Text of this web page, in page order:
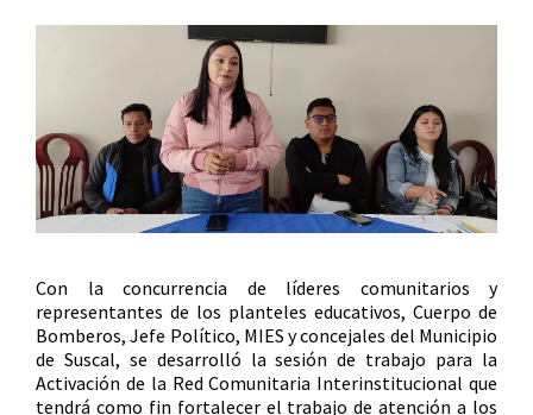
Con la concurrencia de líderes comunitarios y
representantes de los planteles educativos, Cuerpo de
Bomberos, Jefe Político, MIES y concejales del Municipio
de Suscal, se desarrolló la sesión de trabajo para la
Activación de la Red Comunitaria Interinstitucional que
tendrá como fin fortalecer el trabajo de atención a los